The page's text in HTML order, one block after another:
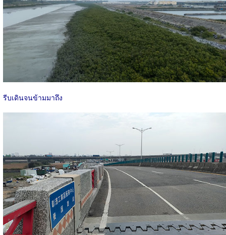
รีบเดินจนข้ามมาถึง